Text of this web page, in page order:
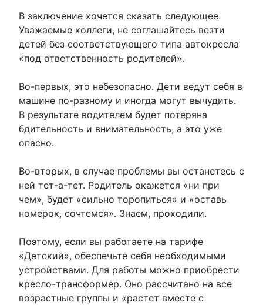
В заключение хочется сказать следующее.
Уважаемые коллеги, не соглашайтесь везти
детей без соответствующего типа автокресла
«под ответственность родителей».
Во-первых, это небезопасно. Дети ведут себя в
машине по-разному и иногда могут вычудить.
В результате водителем будет потеряна
бдительность и внимательность, а это уже
опасно.
Во-вторых, в случае проблемы вы останетесь с
ней тет-а-тет. Родитель окажется «ни при
чем», будет «сильно торопиться» и «оставь
номерок, сочтемся». Знаем, проходили.
Поэтому, если вы работаете на тарифе
«Детский», обеспечьте себя необходимыми
устройствами. Для работы можно приобрести
кресло-трансформер. Оно рассчитано на все
возрастные группы и «растет вместе с